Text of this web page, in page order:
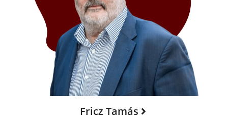
Fricz Tamás